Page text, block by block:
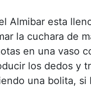
Almibar esta
la cuchara de
en una vaso
los dedos y
una bolita, si